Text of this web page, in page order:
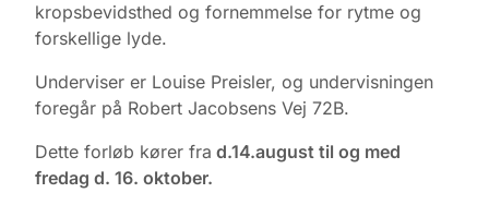
kropsbevidsthed og fornemmelse for rytme og
forskellige lyde.
Underviser er Louise Preisler, og undervisningen
foregår på Robert Jacobsens Vej 72B.
Dette forløb kører fra d.14.august til og med
fredag d. 16. oktober.